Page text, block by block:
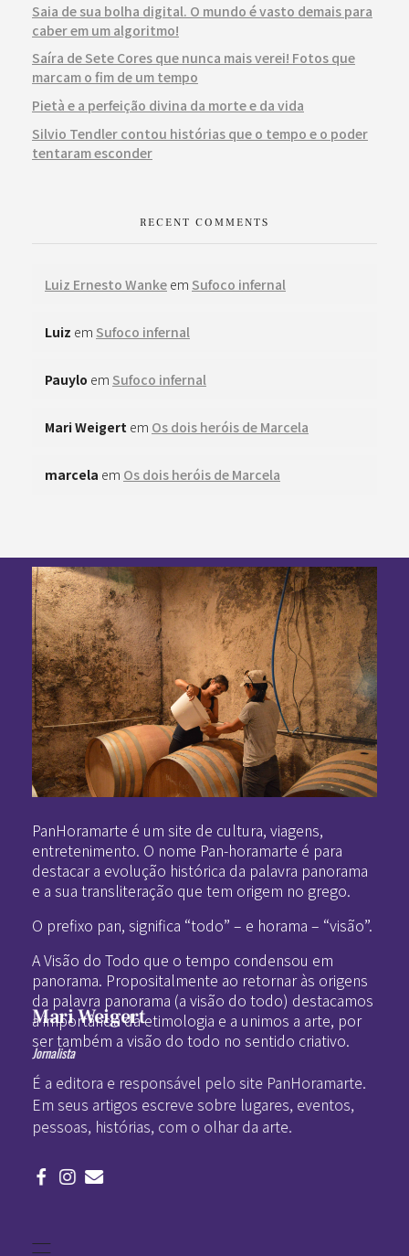
Saia de sua bolha digital. O mundo é vasto demais para
caber em um algoritmo!
Saíra de Sete Cores que nunca mais verei! Fotos que
marcam o fim de um tempo
Pietà e a perfeição divina da morte e da vida
Silvio Tendler contou histórias que o tempo e o poder
tentaram esconder
RECENT COMMENTS
Luiz Ernesto Wanke em Sufoco infernal
Luiz em Sufoco infernal
Pauylo em Sufoco infernal
Mari Weigert em Os dois heróis de Marcela
marcela em Os dois heróis de Marcela
PanHoramarte é um site de cultura, viagens,
entretenimento. O nome Pan-horamarte é para
destacar a evolução histórica da palavra panorama
e a sua transliteração que tem origem no grego.
O prefixo pan, significa “todo” – e horama – “visão”.
A Visão do Todo que o tempo condensou em
panorama. Propositalmente ao retornar às origens
da palavra panorama (a visão do todo) destacamos
a importância da etimologia e a unimos a arte, por
ser também a visão do todo no sentido criativo.
Mari Weigert
Jornalista
É a editora e responsável pelo site PanHoramarte.
Em seus artigos escreve sobre lugares, eventos,
pessoas, histórias, com o olhar da arte.